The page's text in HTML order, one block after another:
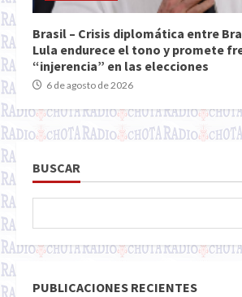
Brasil – Crisis diplomática entre
Lula endurece el tono y promete
“injerencia” en las elecciones
6 de agosto de 2026
BUSCAR
PUBLICACIONES RECIENTES